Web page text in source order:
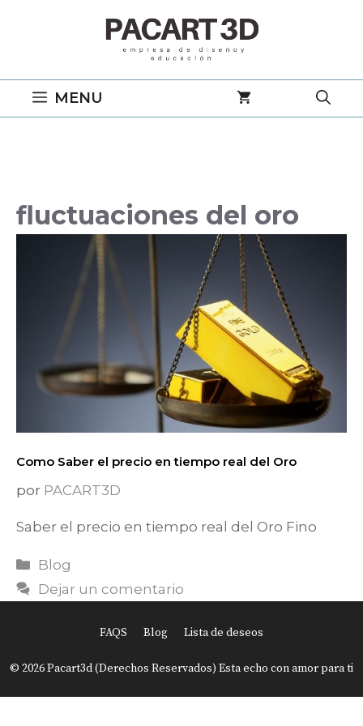
MENU
fluctuaciones del oro
Como Saber el precio en tiempo real del Oro
por PACART3D
Saber el precio en tiempo real del Oro Fino
Categorías
Blog
Dejar un comentario
FAQS Blog Lista de deseos
© 2026 Pacart3d (Derechos Reservados) Esta echo con amor para ti
Item added to cart.
0 items -USD0.00